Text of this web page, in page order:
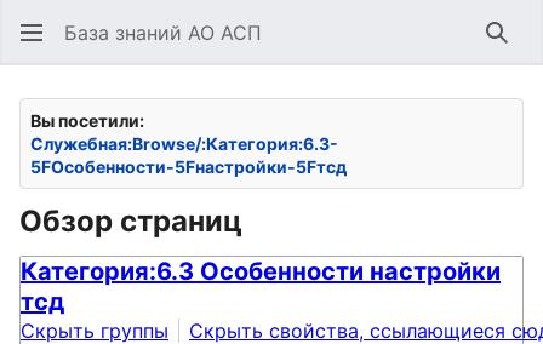
База знаний АО АСП
Вы посетили:
Служебная:Browse/:Категория:6.3-
5FОсобенности-5Fнастройки-5Fтсд
Обзор страниц
Категория:6.3 Особенности настройки
тсд
Скрыть группы
Скрыть свойства, ссылающиеся